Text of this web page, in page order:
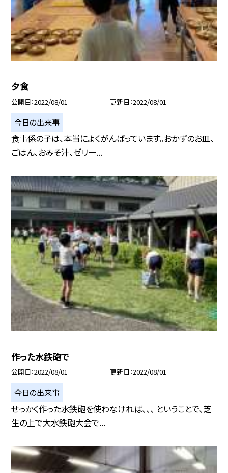
夕食
公開日 2022/08/01 更新日 2022/08/01
今日の出来事
食事係の子は、本当によくがんばっています。おかずのお皿、
ごはん、おみそ汁、ゼリー...
作った水鉄砲で
公開日 2022/08/01 更新日 2022/08/01
今日の出来事
せっかく作った水鉄砲を使わなければ、、、 ということで、芝
生の上で大水鉄砲大会で...